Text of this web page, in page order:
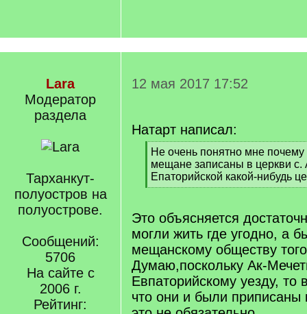
Lara
Модератор
раздела
Тарханкут-
полуостров на
полуострове.
Сообщений:
5706
На сайте с
2006 г.
Рейтинг:
12 мая 2017 17:52
Натарт написал:
[
q
]
Не очень понятно мне
мещане записаны в церкви с.
Епаторийской какой-нибудь
[
q
]
Это объясняется
могли жить где угодно, а
мещанскому обществу
Думаю,поскольку Ак-
Евпаторийскому уезду, то
что они и были приписаны